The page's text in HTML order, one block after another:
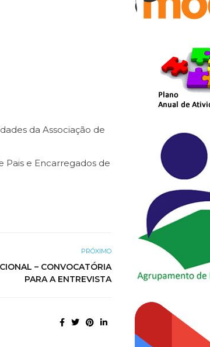
da Associação de
Pais e Encarregados de
PRÓXIMO
– CONVOCATÓRIA
PARA A ENTREVISTA